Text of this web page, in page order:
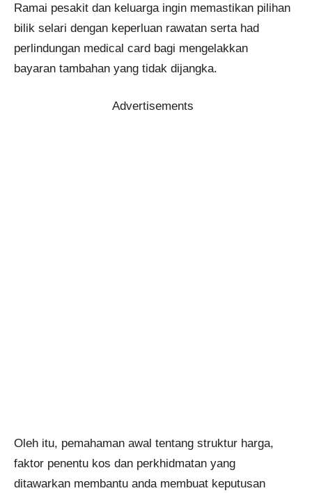
Ramai pesakit dan keluarga ingin memastikan pilihan
bilik selari dengan keperluan rawatan serta had
perlindungan medical card bagi mengelakkan
bayaran tambahan yang tidak dijangka.
Advertisements
Oleh itu, pemahaman awal tentang struktur harga,
faktor penentu kos dan perkhidmatan yang
ditawarkan membantu anda membuat keputusan